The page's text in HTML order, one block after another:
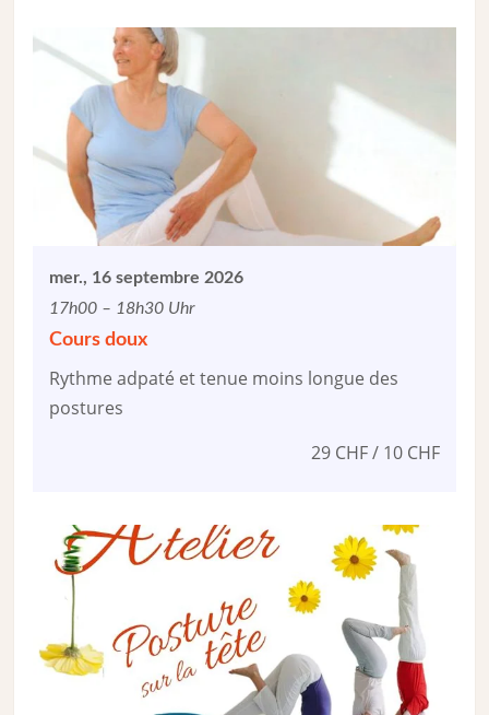
mer., 16 septembre 2026
17h00 – 18h30 Uhr
Cours doux
Rythme adpaté et tenue moins longue des
postures
29 CHF / 10 CHF